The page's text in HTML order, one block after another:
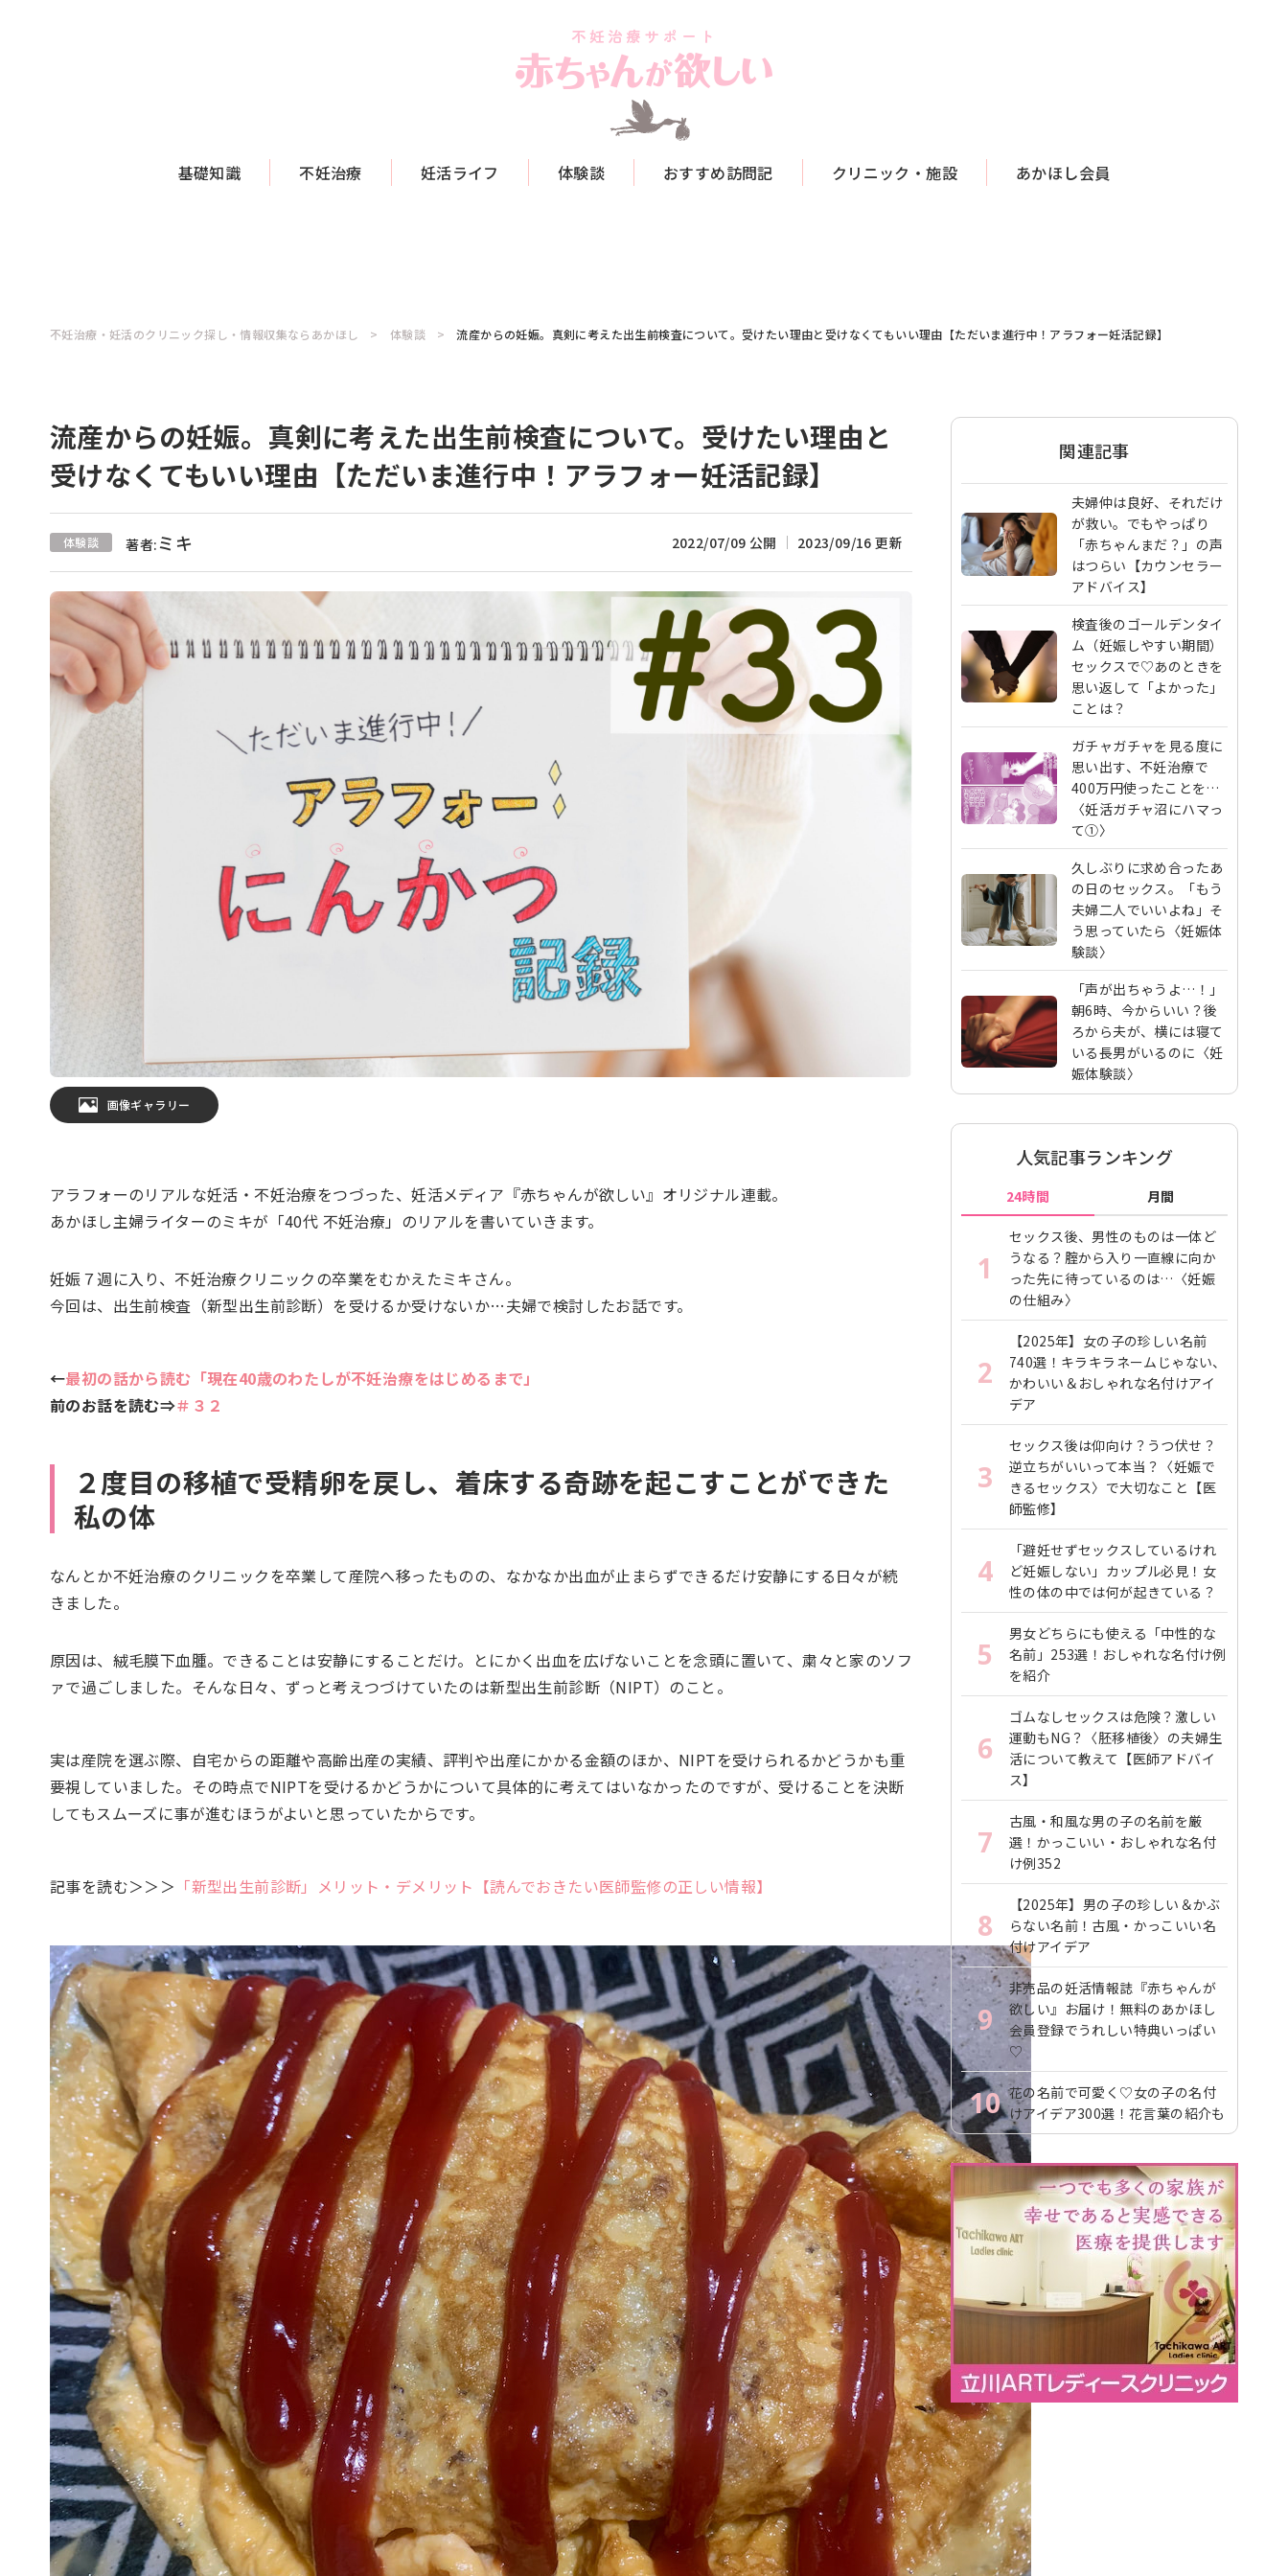
基礎知識 不妊治療 妊活ライフ 体験談 おすすめ訪問記 クリニック・施設 あかほし会員
不妊治療・妊活のクリニック探し・情報収集ならあかほし 体験談 流産からの妊娠。真剣に考えた出生前検査について。受けたい理由と受けなくてもいい理由【ただいま進行中！アラフォー妊活記録】
流産からの妊娠。真剣に考えた出生前検査について。受けたい理由と
受けなくてもいい理由【ただいま進行中！アラフォー妊活記録】
体験談 著者:ミキ 2022/07/09 公開 2023/09/16 更新
画像ギャラリー
アラフォーのリアルな妊活・不妊治療をつづった、妊活メディア『赤ちゃんが欲しい』オリジナル連載。
あかほし主婦ライターのミキが「40代 不妊治療」のリアルを書いていきます。
妊娠７週に入り、不妊治療クリニックの卒業をむかえたミキさん。
今回は、出生前検査（新型出生前診断）を受けるか受けないか…夫婦で検討したお話です。
←最初の話から読む「現在40歳のわたしが不妊治療をはじめるまで」
前のお話を読む⇒＃３２
２度目の移植で受精卵を戻し、着床する奇跡を起こすことができた
私の体
なんとか不妊治療のクリニックを卒業して産院へ移ったものの、なかなか出血が止まらずできるだけ安静にする日々が続
きました。
原因は、絨毛膜下血腫。できることは安静にすることだけ。とにかく出血を広げないことを念頭に置いて、粛々と家のソフ
ァで過ごしました。そんな日々、ずっと考えつづけていたのは新型出生前診断（NIPT）のこと。
実は産院を選ぶ際、自宅からの距離や高齢出産の実績、評判や出産にかかる金額のほか、NIPTを受けられるかどうかも重
要視していました。その時点でNIPTを受けるかどうかについて具体的に考えてはいなかったのですが、受けることを決断
してもスムーズに事が進むほうがよいと思っていたからです。
記事を読む＞＞＞ 「新型出生前診断」メリット・デメリット【読んでおきたい医師監修の正しい情報】
関連記事
夫婦仲は良好、それだけ
が救い。でもやっぱり
「赤ちゃんまだ？」の声
はつらい【カウンセラー
アドバイス】
検査後のゴールデンタイ
ム（妊娠しやすい期間）
セックスで♡あのときを
思い返して「よかった」
ことは？
ガチャガチャを見る度に
思い出す、不妊治療で
400万円使ったことを…
〈妊活ガチャ沼にハマっ
て①〉
久しぶりに求め合ったあ
の日のセックス。「もう
夫婦二人でいいよね」そ
う思っていたら〈妊娠体
験談〉
「声が出ちゃうよ…！」
朝6時、今からいい？後
ろから夫が、横には寝て
いる長男がいるのに〈妊
娠体験談〉
人気記事ランキング
24時間 月間
1
セックス後、男性のものは一体ど
うなる？腟から入り一直線に向か
った先に待っているのは…〈妊娠
の仕組み〉
2
【2025年】女の子の珍しい名前
740選！キラキラネームじゃない、
かわいい＆おしゃれな名付けアイ
デア
3
セックス後は仰向け？うつ伏せ？
逆立ちがいいって本当？〈妊娠で
きるセックス〉で大切なこと【医
師監修】
4
「避妊せずセックスしているけれ
ど妊娠しない」カップル必見！女
性の体の中では何が起きている？
5
男女どちらにも使える「中性的な
名前」253選！おしゃれな名付け例
を紹介
6
ゴムなしセックスは危険？激しい
運動もNG？〈胚移植後〉の夫婦生
活について教えて【医師アドバイ
ス】
7
古風・和風な男の子の名前を厳
選！かっこいい・おしゃれな名付
け例352
8
【2025年】男の子の珍しい＆かぶ
らない名前！古風・かっこいい名
付けアイデア
9
非売品の妊活情報誌『赤ちゃんが
欲しい』お届け！無料のあかほし
会員登録でうれしい特典いっぱい
♡
10 花の名前で可愛く♡女の子の名付
けアイデア300選！花言葉の紹介も